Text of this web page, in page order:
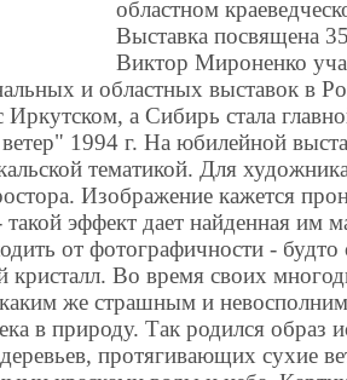
областном
Выставка посвящена
Виктор Мироненко
и областных выставок в
Иркутском, а Сибирь стала
1994 г. На юбилейной
тематикой. Для
Изображение кажется
эффект дает найденная им
от фотографичности -
кристалл. Во время своих
же страшным и
в природу. Так родился образ
протягивающих сухие